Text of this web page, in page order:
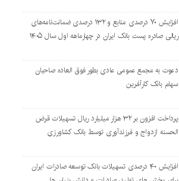
افزایش ۷۰ درصدی منابع و ۱۳۲ درصدی ضمانت‌نامه‌های
ریالی صادره پست بانک ایران در چهارماهه اول سال ۱۴۰۵
دعوت به مجمع عمومی عادی بطور فوق العاده صاحبان
سهام بانک کارآفرین
پرداخت افزون بر ۳۲ هزار میلیارد ریال تسهیلات قرض
الحسنه ازدواج و فرزندآوری توسط بانک کشاورزی
افزایش ۴۰ درصدی تسهیلات بانک توسعه صادرات ایران